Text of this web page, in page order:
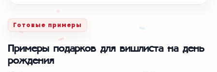
Готовые примеры
Примеры подарков для вишлиста на день
рождения